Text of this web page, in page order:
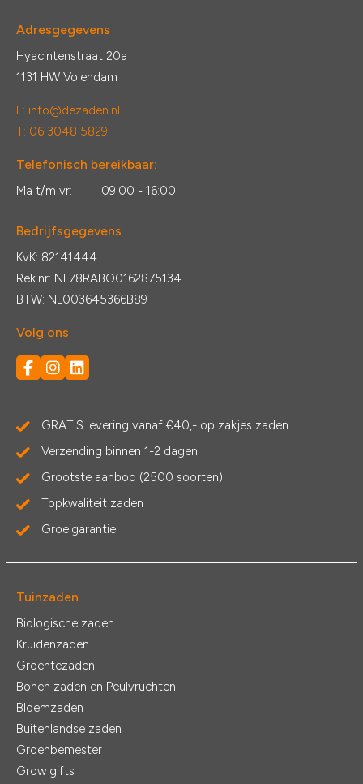
Adresgegevens
Hyacintenstraat 20a
1131 HW Volendam
E: info@dezaden.nl
T: 06 3048 5829
Telefonisch bereikbaar:
Ma t/m vr: 09:00 - 16:00
Bedrijfsgegevens
KvK: 82141444
Rek.nr: NL78RABO0162875134
BTW: NL003645366B89
Volg ons
GRATIS levering vanaf €40,- op zakjes zaden
Verzending binnen 1-2 dagen
Grootste aanbod (2500 soorten)
Topkwaliteit zaden
Groeigarantie
Tuinzaden
Biologische zaden
Kruidenzaden
Groentezaden
Bonen zaden en Peulvruchten
Bloemzaden
Buitenlandse zaden
Groenbemester
Grow gifts